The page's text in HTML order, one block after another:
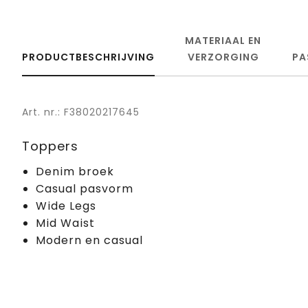
PRODUCTBESCHRIJVING
MATERIAAL EN
VERZORGING
Art. nr.: F38020217645
Toppers
Denim broek
Casual pasvorm
Wide Legs
Mid Waist
Modern en casual